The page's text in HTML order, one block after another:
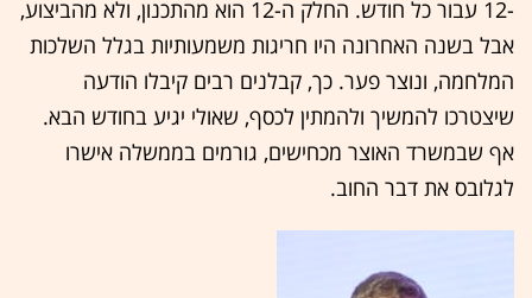
-12 עבור כל חודש. החלק ה-12 הוא מהתכנון, ולא מהביצוע,
אבל בשנה האחרונה היו חריגות משמעותיות בגלל השלכות
המלחמה, ונוצר פער. כך, קבלנים רבים קיבלו הודעה
שיצטרכו להמשיך ולהמתין לכסף, שאולי יגיע בחודש הבא.
אף שבמשרד האוצר מכחישים, גורמים בממשלה אישרו
לגלובס את דבר החוב.